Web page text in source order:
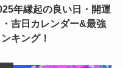
年縁起の良い日・開運
・吉日カレンダー&最強
キング！